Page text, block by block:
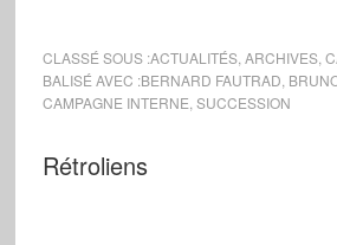
CLASSÉ SOUS :ACTUALITÉS, ARCHIVES,
BALISÉ AVEC :BERNARD FAUTRAD
CAMPAGNE INTERNE SUCCESSION
Rétroliens